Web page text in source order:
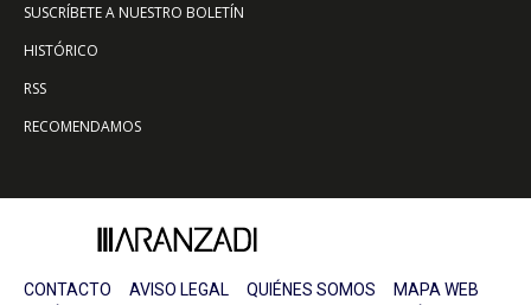
SUSCRÍBETE A NUESTRO BOLETÍN
HISTÓRICO
RSS
RECOMENDAMOS
CONTACTO AVISO LEGAL QUIÉNES SOMOS
MAPA WEB